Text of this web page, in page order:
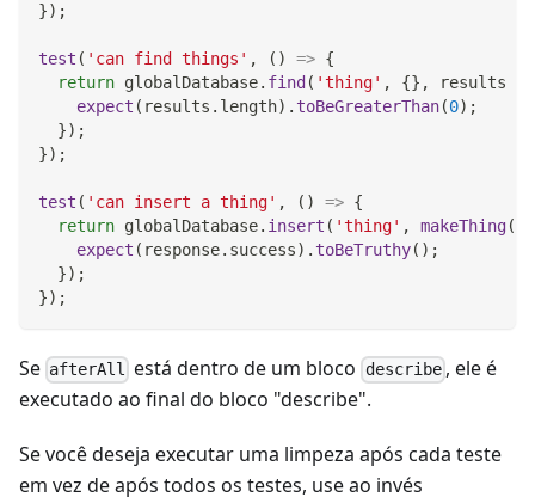
}) ;
test ( 'can find things' , ( ) => {
return globalDatabase. find ( 'thing' , {} , results
expect ( results . length) . toBeGreaterThan(0) ;
}) ;
}) ;
test ( 'can insert a thing' , ( ) => {
return globalDatabase. insert ( 'thing' , makeThing(
expect ( response. success) . toBeTruthy( ) ;
}) ;
}) ;
Se afterAll está dentro de um bloco describe, ele é
executado ao final do bloco "describe".
Se você deseja executar uma limpeza após cada teste
em vez de após todos os testes, use ao invés